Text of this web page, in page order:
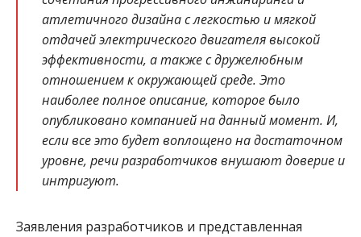
атлетичного дизайна с легкостью и мягкой
отдачей электрического двигателя высокой
эффективности, а также с дружелюбным
отношением к окружающей среде. Это
наиболее полное описание, которое было
опубликовано компанией на данный момент. И,
если все это будет воплощено на достаточном
уровне, речи разработчиков внушают доверие и
интригуют.
Заявления разработчиков и представленная